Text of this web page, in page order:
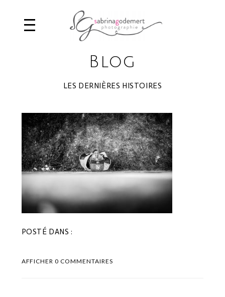
Blog
LES DERNIÈRES HISTOIRES
POSTÉ DANS :
AFFICHER0 COMMENTAIRES